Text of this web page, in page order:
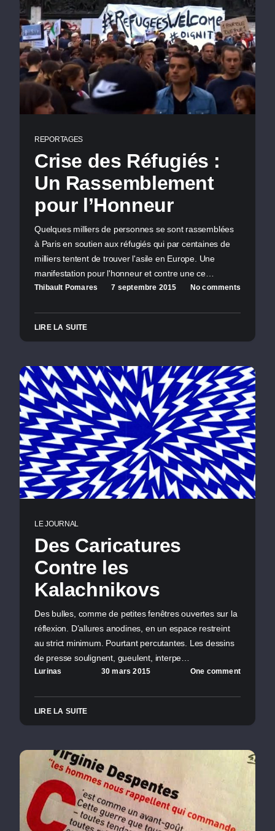
REPORTAGES
Crise des Réfugiés :
Un Rassemblement
pour l’Honneur
Quelques milliers de personnes se sont rassemblées
à Paris en soutien aux réfugiés qui par centaines de
milliers tentent de trouver l'asile en Europe. Une
manifestation pour l'honneur et contre une ce…
Thibault Pomares 7 septembre 2015 No comments
LIRE LA SUITE
LE JOURNAL
Des Caricatures
Contre les
Kalachnikovs
Des bulles, comme de petites fenêtres ouvertes sur la
réflexion. D’allures anodines, en un espace restreint
au strict minimum. Pourtant percutantes. Les dessins
de presse soulignent, gueulent, interpe…
Lurinas 30 mars 2015 One comment
LIRE LA SUITE